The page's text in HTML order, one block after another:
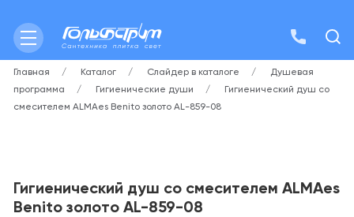
Главная Каталог Слайдер в каталоге
Душевая
программа
Гигиенические души
Гигиенический душ со
смесителем ALMAes Benito золото AL-859-08
Гигиенический душ со смесителем ALMAes
Benito золото AL-859-08